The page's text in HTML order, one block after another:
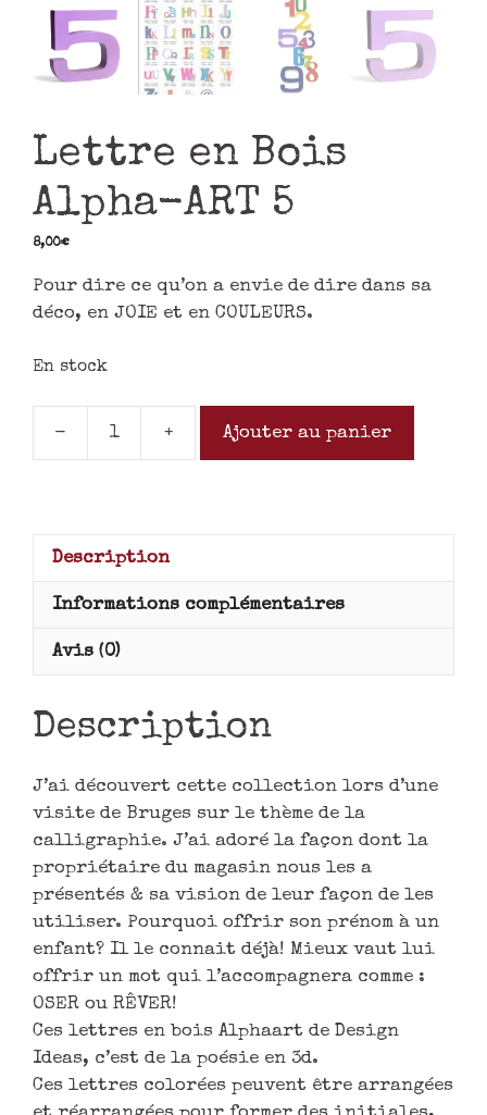
Lettre en Bois
Alpha-ART 5
8,00€
Pour dire ce qu’on a envie de dire dans sa
déco, en JOIE et en COULEURS.
En stock
- + Ajouter au panier
Description
Informations complémentaires
Avis (0)
Description
J’ai découvert cette collection lors d’une
visite de Bruges sur le thème de la
calligraphie. J’ai adoré la façon dont la
propriétaire du magasin nous les a
présentés & sa vision de leur façon de les
utiliser. Pourquoi offrir son prénom à un
enfant? Il le connait déjà! Mieux vaut lui
offrir un mot qui l’accompagnera comme :
OSER ou RÊVER!
Ces lettres en bois Alphaart de Design
Ideas, c’est de la poésie en 3d.
Ces lettres colorées peuvent être arrangées